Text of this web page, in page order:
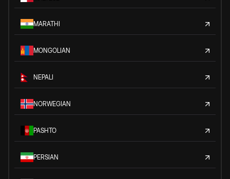
MARATHI
MONGOLIAN
NEPALI
NORWEGIAN
PASHTO
PERSIAN